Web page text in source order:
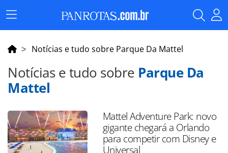
Menu
Principal
Notícias e tudo sobre Parque Da Mattel
Notícias e tudo sobre Parque Da
Mattel
Mattel Adventure Park: novo
gigante chegará a Orlando
para competir com Disney e
Universal